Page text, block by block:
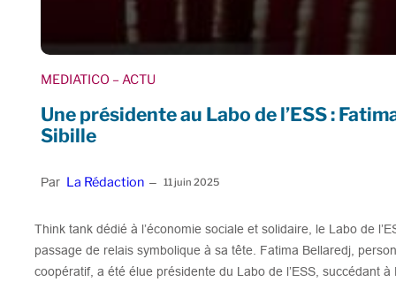
MEDIATICO – ACTU
Une présidente au Labo de l’ESS :
Sibille
Par La Rédaction – 11 juin 2025
Think tank dédié à l’économie sociale et solidaire, le Labo de
passage de relais symbolique à sa tête. Fatima Bellaredj,
coopératif, a été élue présidente du Labo de l’ESS, succédant